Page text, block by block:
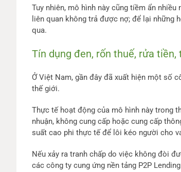
Tuy nhiên, mô hình này cũng tiềm ẩn
liên quan không trả được nợ; để lại những
qua.
Tín dụng đen, rốn thuế, rửa tiền,
Ở Việt Nam, gần đây đã xuất hiện một số
thế giới.
Thực tế hoạt động của mô hình này trong
nhuận, không cung cấp hoặc cung cấp
suất cao phi thực tế để lôi kéo người cho
Nếu xảy ra tranh chấp do việc không đòi
các công ty cung ứng nền tảng P2P